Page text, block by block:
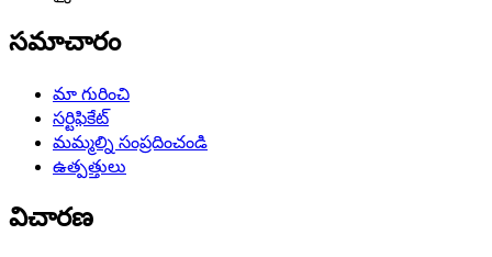
సమాచారం
మా గురించి
సర్టిఫికేట్
మమ్మల్ని సంప్రదించండి
ఉత్పత్తులు
విచారణ